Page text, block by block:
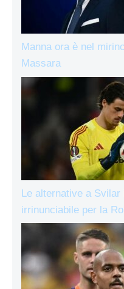
Manna ora è nel
Massara
Le alternative a
irrinunciabile per la